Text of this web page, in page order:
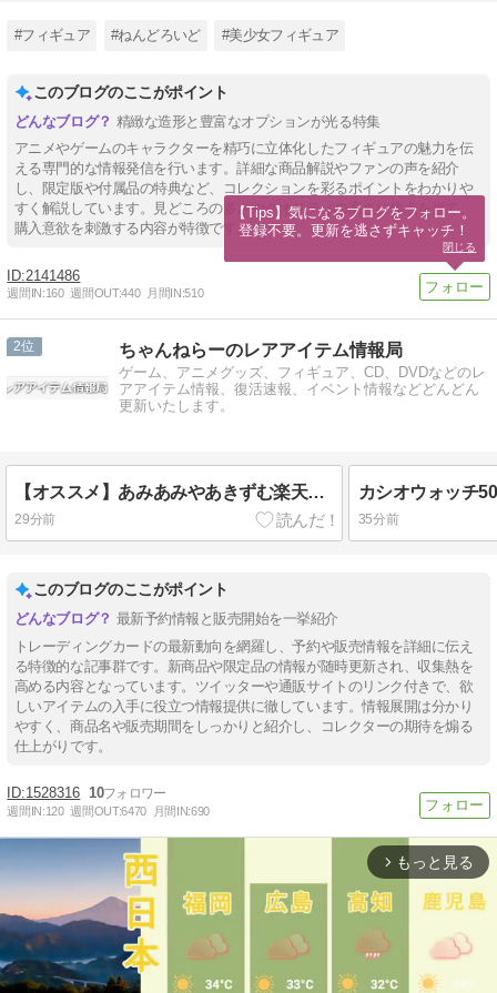
#フィギュア #ねんどろいど #美少女フィギュア
このブログのここがポイント
精緻な造形と豊富なオプションが光る特集
アニメやゲームのキャラクターを精巧に立体化したフィギュアの魅力を伝
える専門的な情報発信を行います。詳細な商品解説やファンの声を紹介
し、限定版や付属品の特典など、コレクションを彩るポイントをわかりや
すく解説しています。見どころの多さやクオリティの高さに焦点を当て、
購入意欲を刺激する内容が特徴です。
2141486
週間IN:160 週間OUT:440 月間IN:510
2 ちゃんねらーのレアアイテム情報局
ゲーム、アニメグッズ、フィギュア、CD、DVDなどのレ
アアイテム情報、復活速報、イベント情報などどんどん
更新いたします。
【オススメ】あみあみやあきずむ楽天完売へ！A-TOYS楽天で販売再開まだいけます！米津玄師 かいじゅうずかん カードウエハース 20個入りBOX
29分前 35分前
このブログのここがポイント
最新予約情報と販売開始を一挙紹介
トレーディングカードの最新動向を網羅し、予約や販売情報を詳細に伝え
る特徴的な記事群です。新商品や限定品の情報が随時更新され、収集熱を
高める内容となっています。ツイッターや通販サイトのリンク付きで、欲
しいアイテムの入手に役立つ情報提供に徹しています。情報展開は分かり
やすく、商品名や販売期間をしっかりと紹介し、コレクターの期待を煽る
仕上がりです。
1528316 10
週間IN:120 週間OUT:6470 月間IN:690
arrow_forward_ios もっと見る
【Tips】気になるブログをフォロー。
登録不要。更新を逃さずキャッチ！
閉じる